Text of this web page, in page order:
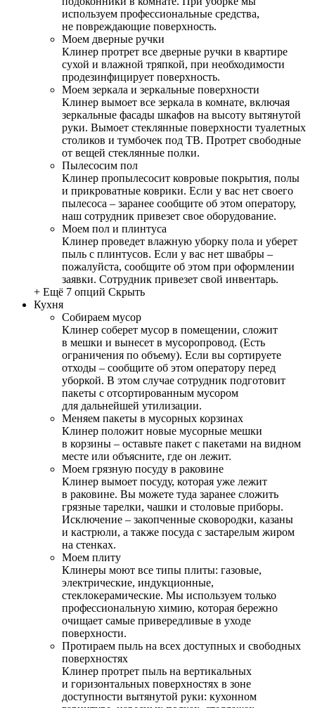
используем профессиональные средства,
не повреждающие поверхность.
Моем дверные ручки
Клинер протрет все дверные ручки в квартире
сухой и влажной тряпкой, при необходимости
продезинфицирует поверхность.
Моем зеркала и зеркальные поверхности
Клинер вымоет все зеркала в комнате, включая
зеркальные фасады шкафов на высоту вытянутой
руки. Вымоет стеклянные поверхности туалетных
столиков и тумбочек под ТВ. Протрет свободные
от вещей стеклянные полки.
Пылесосим пол
Клинер пропылесосит ковровые покрытия, полы
и прикроватные коврики. Если у вас нет своего
пылесоса – заранее сообщите об этом оператору,
наш сотрудник привезет свое оборудование.
Моем пол и плинтуса
Клинер проведет влажную уборку пола и уберет
пыль с плинтусов. Если у вас нет швабры –
пожалуйста, сообщите об этом при оформлении
заявки. Сотрудник привезет свой инвентарь.
+ Ещё 7 опций Скрыть
Кухня
Собираем мусор
Клинер соберет мусор в помещении, сложит
в мешки и вынесет в мусоропровод. (Есть
ограничения по объему). Если вы сортируете
отходы – сообщите об этом оператору перед
уборкой. В этом случае сотрудник подготовит
пакеты с отсортированным мусором
для дальнейшей утилизации.
Меняем пакеты в мусорных корзинах
Клинер положит новые мусорные мешки
в корзины – оставьте пакет с пакетами на видном
месте или объясните, где он лежит.
Моем грязную посуду в раковине
Клинер вымоет посуду, которая уже лежит
в раковине. Вы можете туда заранее сложить
грязные тарелки, чашки и столовые приборы.
Исключение – закопченные сковородки, казаны
и кастрюли, а также посуда с застарелым жиром
на стенках.
Моем плиту
Клинеры моют все типы плиты: газовые,
электрические, индукционные,
стеклокерамические. Мы используем только
профессиональную химию, которая бережно
очищает самые привередливые в уходе
поверхности.
Протираем пыль на всех доступных и свободных
поверхностях
Клинер протрет пыль на вертикальных
и горизонтальных поверхностях в зоне
доступности вытянутой руки: кухонном